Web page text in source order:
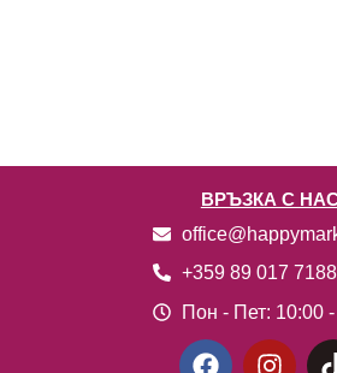
ВРЪЗКА С
+359 89 017 7188
Пон - Пет: 10:00